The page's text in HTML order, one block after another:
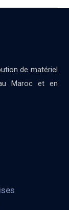
de matériel
Maroc et en